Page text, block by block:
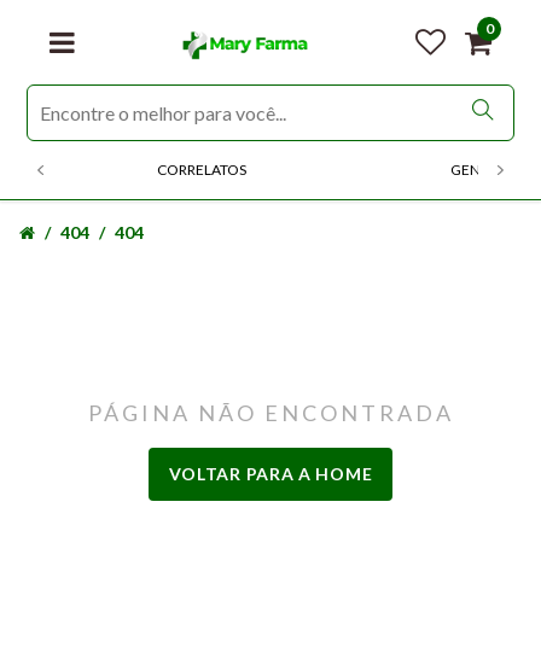
0
CORRELATOS GENERICOS
404 404
PÁGINA NÃO ENCONTRADA
VOLTAR PARA A HOME